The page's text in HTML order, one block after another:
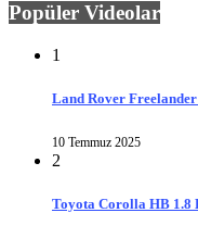
Popüler Videolar
1
Land Rover
10 Temmuz 2025
2
Toyota Corolla HB 1.8